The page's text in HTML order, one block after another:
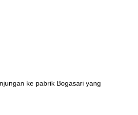
ke pabrik Bogasari yang